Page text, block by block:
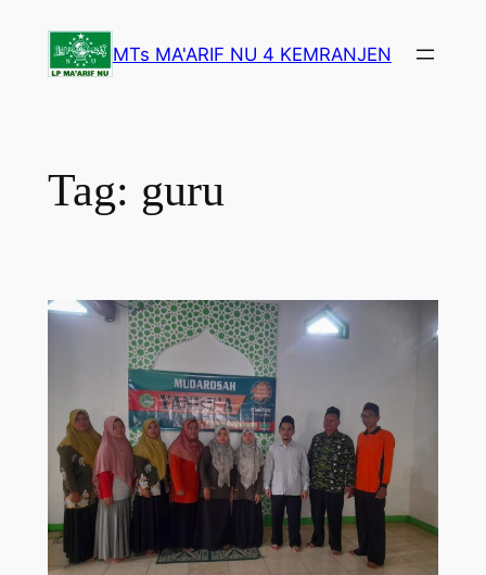
konten
MTs MA'ARIF NU 4 KEMRANJEN
Tag: guru